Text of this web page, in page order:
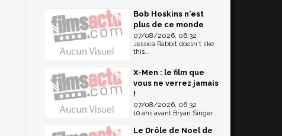
Bob Hoskins n'est
plus de ce monde
07/08/2026, 06:32
Jessica Rabbit doesn't like
this...
X-Men : le film que
vous ne verrez jamais
!
07/08/2026, 06:32
10 ans avant Bryan Singer ...
Le Drôle de Noel de